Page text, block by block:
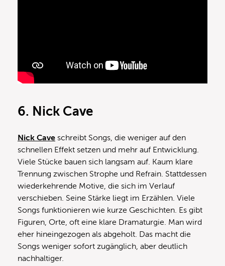
6. Nick Cave
Nick Cave schreibt Songs, die weniger auf den
schnellen Effekt setzen und mehr auf Entwicklung.
Viele Stücke bauen sich langsam auf. Kaum klare
Trennung zwischen Strophe und Refrain. Stattdessen
wiederkehrende Motive, die sich im Verlauf
verschieben. Seine Stärke liegt im Erzählen. Viele
Songs funktionieren wie kurze Geschichten. Es gibt
Figuren, Orte, oft eine klare Dramaturgie. Man wird
eher hineingezogen als abgeholt. Das macht die
Songs weniger sofort zugänglich, aber deutlich
nachhaltiger.